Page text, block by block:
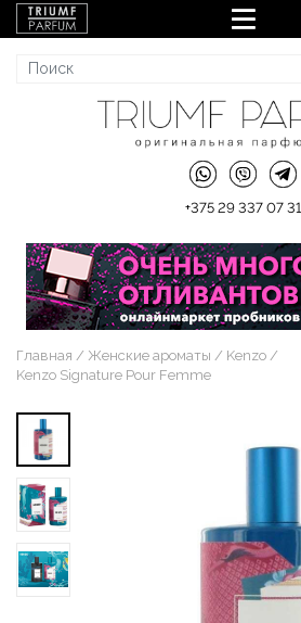
+375 29 337 07 31
Главная Женские ароматы
Kenzo
Kenzo Signature Pour Femme